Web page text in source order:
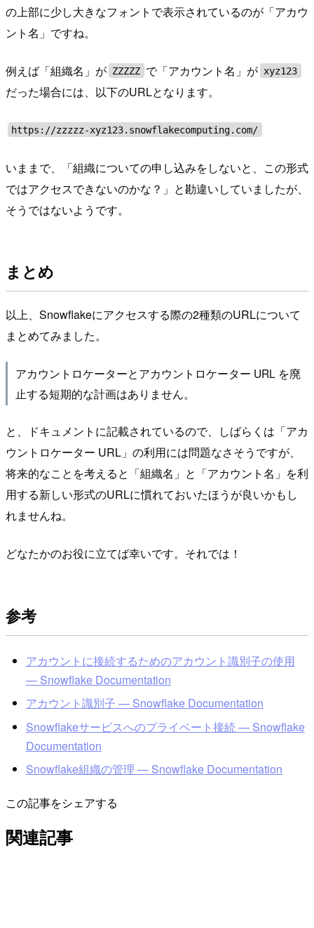
の上部に少し大きなフォントで表示されているのが「アカウ
ント名」ですね。
例えば「組織名」が ZZZZZ で「アカウント名」が xyz123
だった場合には、以下のURLとなります。
https://zzzzz-xyz123.snowflakecomputing.com/
いままで、「組織についての申し込みをしないと、この形式
ではアクセスできないのかな？」と勘違いしていましたが、
そうではないようです。
まとめ
以上、Snowflakeにアクセスする際の2種類のURLについて
まとめてみました。
アカウントロケーターとアカウントロケーター URL を廃
止する短期的な計画はありません。
と、ドキュメントに記載されているので、しばらくは「アカ
ウントロケーター URL」の利用には問題なさそうですが、
将来的なことを考えると「組織名」と「アカウント名」を利
用する新しい形式のURLに慣れておいたほうが良いかもし
れませんね。
どなたかのお役に立てば幸いです。それでは！
参考
アカウントに接続するためのアカウント識別子の使用
— Snowflake Documentation
アカウント識別子 — Snowflake Documentation
Snowflakeサービスへのプライベート接続 — Snowflake
Documentation
Snowflake組織の管理 — Snowflake Documentation
この記事をシェアする
関連記事